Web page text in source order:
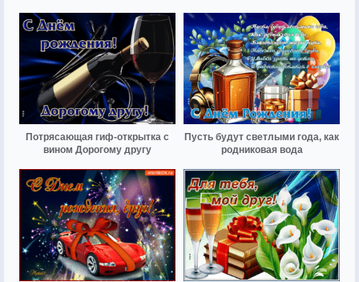
Потрясающая гиф-открытка с
вином Дорогому другу
Пусть будут светлыми года, как
родниковая вода